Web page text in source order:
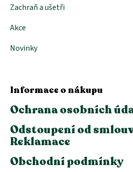
Zachraň a ušetři
Akce
Novinky
Informace o nákupu
Ochrana osobních
Odstoupení od
Reklamace
Obchodní podmínky